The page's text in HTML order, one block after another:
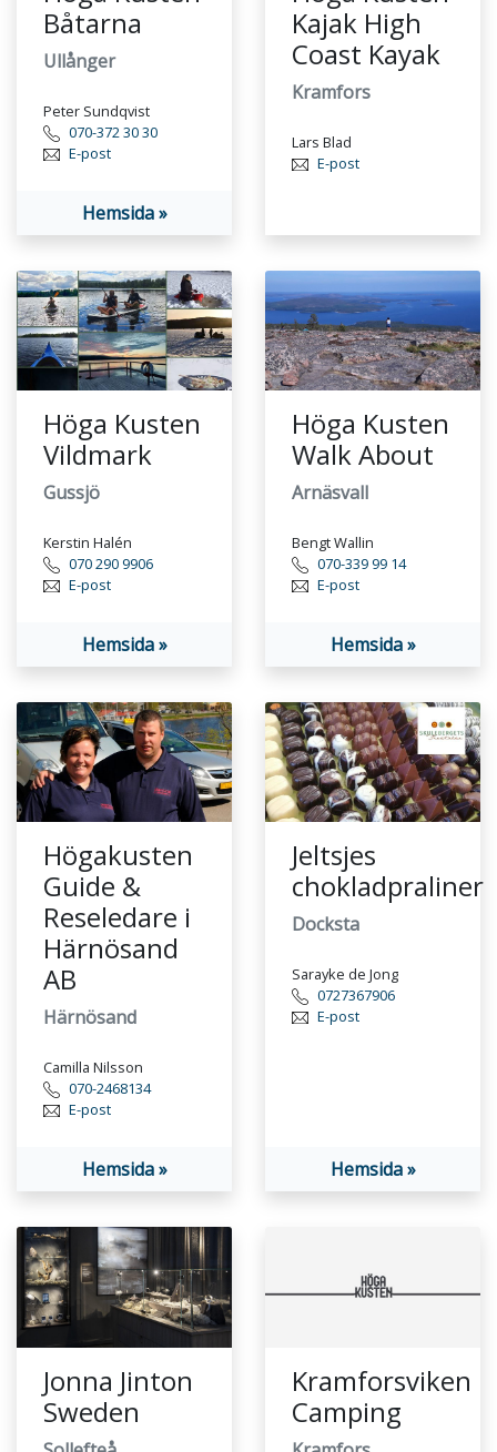
Båtarna
Ullånger
Peter Sundqvist
070-372 30 30
E-post
Hemsida »
Kajak High
Coast Kayak
Kramfors
Lars Blad
E-post
Höga Kusten
Vildmark
Gussjö
Kerstin Halén
070 290 9906
E-post
Hemsida »
Höga Kusten
Walk About
Arnäsvall
Bengt Wallin
070-339 99 14
E-post
Hemsida »
Högakusten
Guide &
Reseledare i
Härnösand
AB
Härnösand
Camilla Nilsson
070-2468134
E-post
Hemsida »
Jeltsjes
chokladpraliner
Docksta
Sarayke de Jong
0727367906
E-post
Hemsida »
Jonna Jinton
Sweden
Kramforsviken
Camping